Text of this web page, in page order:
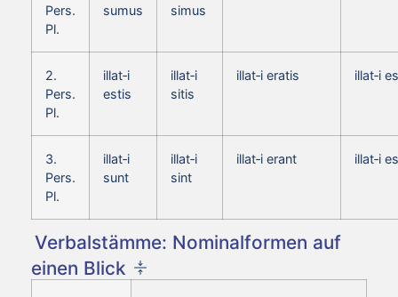
Pers.
Pl.
sumus
simus
2.
Pers.
Pl.
illat‑i
estis
illat‑i
sitis
illat‑i eratis illat‑i
3.
Pers.
Pl.
illat‑i
sunt
illat‑i
sint
illat‑i erant illat‑i
Verbalstämme: Nominalformen auf
einen Blick